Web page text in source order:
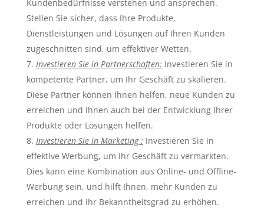
Kundenbedürfnisse verstehen und ansprechen.
Stellen Sie sicher, dass Ihre Produkte,
Dienstleistungen und Lösungen auf Ihren Kunden
zugeschnitten sind, um effektiver Wetten.
Investieren Sie in Partnerschaften: Investieren Sie in
kompetente Partner, um Ihr Geschäft zu skalieren.
Diese Partner können Ihnen helfen, neue Kunden zu
erreichen und Ihnen auch bei der Entwicklung Ihrer
Produkte oder Lösungen helfen.
Investieren Sie in Marketing : Investieren Sie in
effektive Werbung, um Ihr Geschäft zu vermarkten.
Dies kann eine Kombination aus Online- und Offline-
Werbung sein, und hilft Ihnen, mehr Kunden zu
erreichen und Ihr Bekanntheitsgrad zu erhöhen.